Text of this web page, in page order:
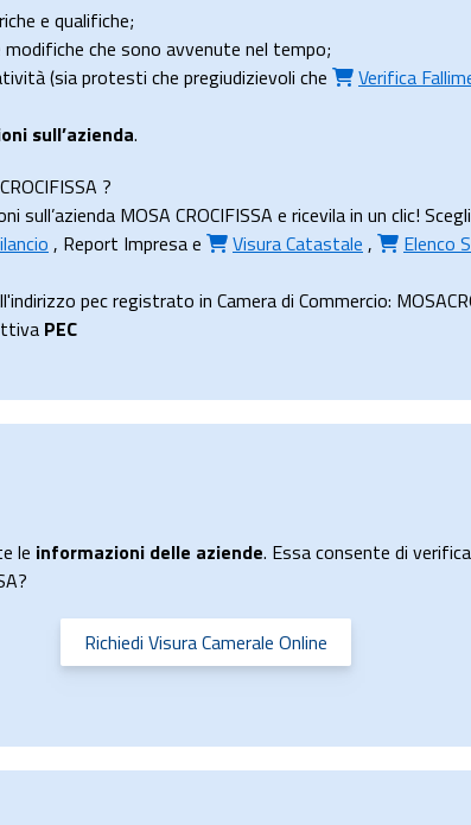
e qualifiche;
che sono avvenute nel tempo;
(sia protesti che pregiudizievoli che Verifica
sull’azienda.
?
MOSA CROCIFISSA e ricevila in un clic!
, Report Impresae Visura Catastale , Elenco
pec registrato in Camera di Commercio:
PEC
le informazioni delle aziende. Essa consente di
Richiedi Visura Camerale Online